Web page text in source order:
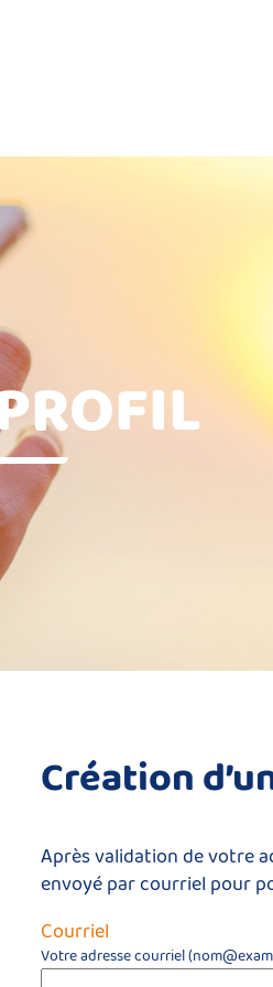
Création
Après validation de votre
envoyé par courriel pour
Courriel
Votre adresse courriel